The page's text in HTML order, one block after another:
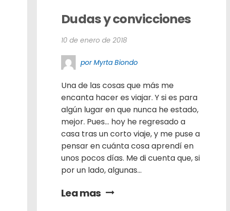
Dudas y convicciones
10 de enero de 2018
por Myrta Biondo
Una de las cosas que más me
encanta hacer es viajar. Y si es para
algún lugar en que nunca he estado,
mejor. Pues… hoy he regresado a
casa tras un corto viaje, y me puse a
pensar en cuánta cosa aprendí en
unos pocos días. Me di cuenta que, si
por un lado, algunas...
Lea mas